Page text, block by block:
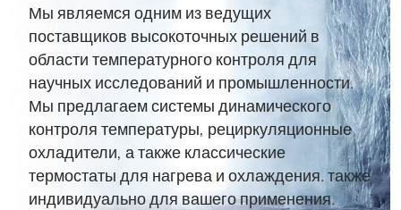
Мы являемся одним из ведущих
поставщиков высокоточных решений в
области температурного контроля для
научных исследований и промышленности.
Мы предлагаем системы динамического
контроля температуры, рециркуляционные
охладители, а также классические
термостаты для нагрева и охлаждения. также
индивидуально для вашего применения.